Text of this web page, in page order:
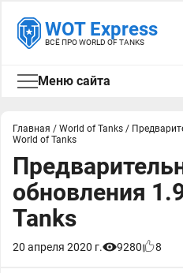
WOT Express
ВСЁ ПРО WORLD OF TANKS
Меню сайта
Главная / World of Tanks /
World of Tanks
обновления
Tanks
20 апреля 2020 г. 9280 8